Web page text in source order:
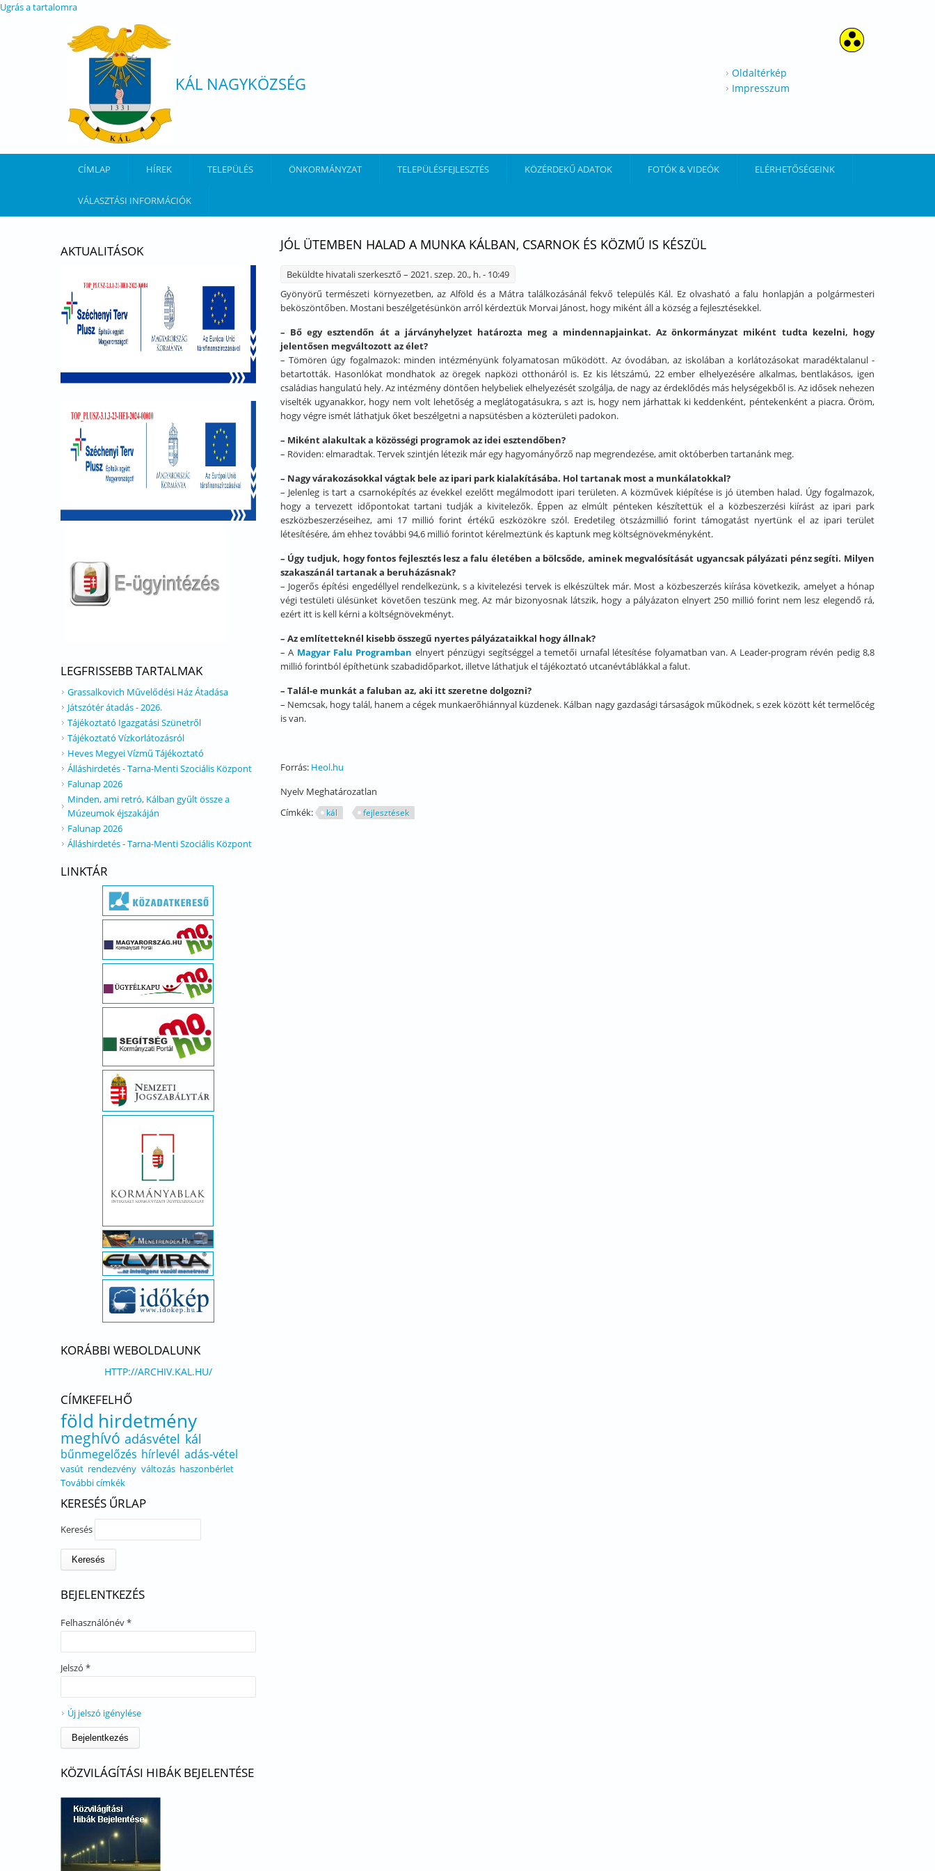
Ugrás a tartalomra
KÁL NAGYKÖZSÉG
Oldaltérkép
Impresszum
CÍMLAP HÍREK TELEPÜLÉS ÖNKORMÁNYZAT TELEPÜLÉSFEJLESZTÉS KÖZÉRDEKŰ ADATOK FOTÓK & VIDEÓK ELÉRHETŐSÉGEINK
VÁLASZTÁSI INFORMÁCIÓK
JÓL ÜTEMBEN HALAD A MUNKA KÁLBAN, CSARNOK ÉS KÖZMŰ IS KÉSZÜL
Beküldte hivatali szerkesztő – 2021. szep. 20., h. - 10:49
Gyönyörű természeti környezetben, az Alföld és a Mátra találkozásánál fekvő település Kál. Ez olvasható a falu honlapján a polgármesteri
beköszöntőben. Mostani beszélgetésünkön arról kérdeztük Morvai Jánost, hogy miként áll a község a fejlesztésekkel.
– Bő egy esztendőn át a járványhelyzet határozta meg a mindennapjainkat. Az önkormányzat miként tudta kezelni, hogy
jelentősen megváltozott az élet?
– Tömören úgy fogalmazok: minden intézményünk folyamatosan működött. Az óvodában, az iskolában a korlátozásokat maradéktalanul ­
betartották. Hasonlókat mondhatok az öregek napközi otthonáról is. Ez kis létszámú, 22 ember elhelyezésére alkalmas, bentlakásos, igen
családias hangulatú hely. Az intézmény döntően helybeliek elhelyezését szolgálja, de nagy az érdeklődés más helységekből is. Az idősek nehezen
viselték ugyanakkor, hogy nem volt lehetőség a meglátogatásukra, s azt is, hogy nem járhattak ki keddenként, péntekenként a piacra. Öröm,
hogy végre ismét láthatjuk őket beszélgetni a napsütésben a közterületi padokon.
– Miként alakultak a közösségi programok az idei esztendőben?
– Röviden: elmaradtak. Tervek szintjén létezik már egy hagyományőrző nap megrendezése, amit októberben tartanánk meg.
– Nagy várakozásokkal vágtak bele az ipari park kialakításába. Hol tartanak most a munkálatokkal?
– Jelenleg is tart a csarnoképítés az évekkel ezelőtt megálmodott ipari területen. A közművek kiépítése is jó ütemben halad. Úgy fogalmazok,
hogy a tervezett időpontokat tartani tudják a kivitelezők. Éppen az elmúlt pénteken készítettük el a közbeszerzési kiírást az ipari park
eszközbeszerzéseihez, ami 17 millió forint értékű eszközökre szól. Eredetileg ötszázmillió forint támogatást nyertünk el az ipari terület
létesítésére, ám ehhez további 94,6 millió forintot kérelmeztünk és kaptunk meg költségnövekményként.
– Úgy tudjuk, hogy fontos fejlesztés lesz a falu életében a bölcsőde, aminek megvalósítását ugyancsak pályázati pénz segíti. Milyen
szakaszánál tartanak a beruházásnak?
– Jogerős építési engedéllyel rendelkezünk, s a kivitelezési tervek is elkészültek már. Most a közbeszerzés kiírása következik, amelyet a hónap
végi testületi ülésünket követően teszünk meg. Az már bizonyosnak látszik, hogy a pályázaton elnyert 250 millió forint nem lesz elegendő rá,
ezért itt is kell kérni a költségnövekményt.
– Az említetteknél kisebb összegű nyertes pályázataikkal hogy állnak?
– A Magyar Falu Programban elnyert pénzügyi segítséggel a temetői urnafal létesítése folyamatban van. A Leader-program révén pedig 8,8
millió forintból építhetünk szabadidőparkot, illetve láthatjuk el tájékoztató utcanévtáblákkal a falut.
– Talál-e munkát a faluban az, aki itt szeretne dolgozni?
– Nemcsak, hogy talál, hanem a cégek munkaerőhiánnyal küzdenek. Kálban nagy gazdasági társaságok működnek, s ezek között két termelőcég
is van.
Forrás: Heol.hu
Nyelv Meghatározatlan
Címkék:
kál fejlesztések
AKTUALITÁSOK
LEGFRISSEBB TARTALMAK
Grassalkovich Művelődési Ház Átadása
Játszótér átadás - 2026.
Tájékoztató Igazgatási Szünetről
Tájékoztató Vízkorlátozásról
Heves Megyei Vízmű Tájékoztató
Álláshirdetés - Tarna-Menti Szociális Központ
Falunap 2026
Minden, ami retró, Kálban gyűlt össze a
Múzeumok éjszakáján
Falunap 2026
Álláshirdetés - Tarna-Menti Szociális Központ
LINKTÁR
KORÁBBI WEBOLDALUNK
HTTP://ARCHIV.KAL.HU/
CÍMKEFELHŐ
föld hirdetmény
meghívó adásvétel kál
bűnmegelőzés hírlevél adás-vétel
vasút rendezvény változás haszonbérlet
További címkék
KERESÉS ŰRLAP
Keresés
BEJELENTKEZÉS
Felhasználónév*
Jelszó *
Új jelszó igénylése
KÖZVILÁGÍTÁSI HIBÁK BEJELENTÉSE